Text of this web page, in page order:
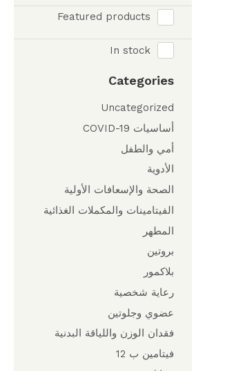
Featured products
In stock
Categories
Uncategorized
أساسيات COVID-19
أمي والطفل
الأدوية
الصحة والإسعافات الأولية
الفيتامينات والمكملات الغذائية
المطهر
بروتين
بلاكمور
رعاية شخصية
عضوي وجلوتين
فقدان الوزن واللياقة البدنية
فيتامين ب 12